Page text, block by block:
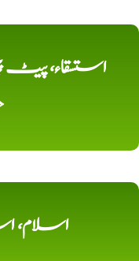
استسقاء، پیٹ
اسلام،